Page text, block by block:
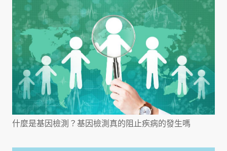
什麼是基因檢測？基因檢測真的阻止疾病的發生嗎